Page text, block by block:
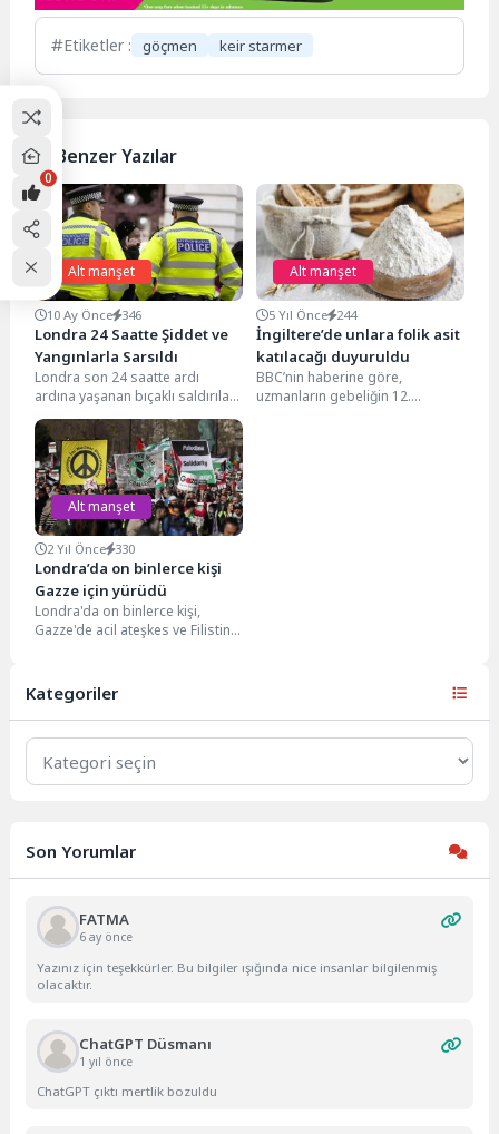
Etiketler : göçmen keir starmer
Benzer Yazılar
Alt manşet
10 Ay Önce 346
Londra 24 Saatte Şiddet ve
Yangınlarla Sarsıldı
Londra son 24 saatte ardı
ardına yaşanan bıçaklı saldırılar,
kavgalar ve büyük bir yangın
nedeniyle...
Alt manşet
5 Yıl Önce 244
İngiltere’de unlara folik asit
katılacağı duyuruldu
BBC’nin haberine göre,
uzmanların gebeliğin 12.
Alt manşet
2 Yıl Önce 330
Londra’da on binlerce kişi
Gazze için yürüdü
Londra'da on binlerce kişi,
Gazze'de acil ateşkes ve Filistin
Kategoriler
Kategoriler
Son Yorumlar
FATMA
6 ay önce
Yazınız için teşekkürler. Bu bilgiler ışığında nice insanlar bilgilenmiş
olacaktır.
ChatGPT Düsmanı
1 yıl önce
ChatGPT çıktı mertlik bozuldu
0